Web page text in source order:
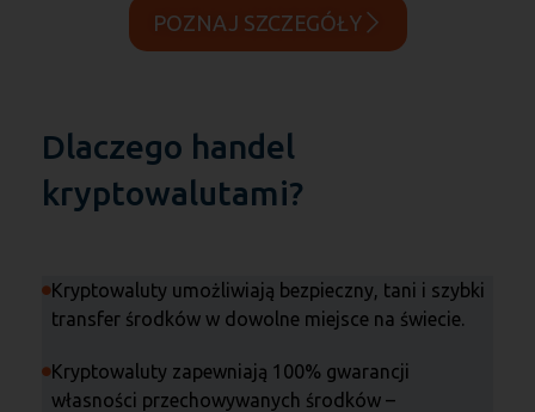
POZNAJ SZCZEGÓŁY
Dlaczego handel
kryptowalutami?
Kryptowaluty umożliwiają bezpieczny, tani i szybki
transfer środków w dowolne miejsce na świecie.
Kryptowaluty zapewniają 100% gwarancji
własności przechowywanych środków –